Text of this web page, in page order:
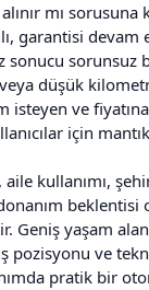
mı sorusuna
garantisi devam
sonucu sorunsuz
düşük
isteyen ve
için
kullanımı,
beklentisi
Geniş yaşam
pozisyonu ve
pratik bir